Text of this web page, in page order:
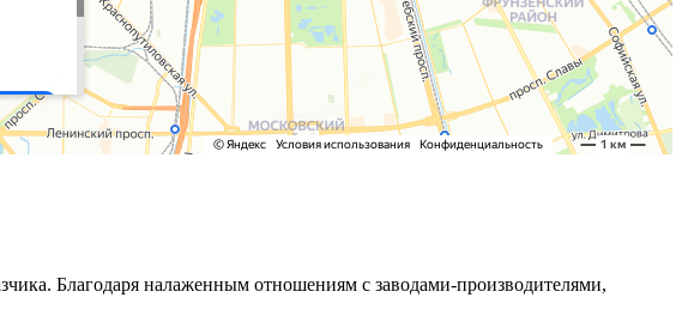
Благодаря налаженным отношениям с заводами-производителями,